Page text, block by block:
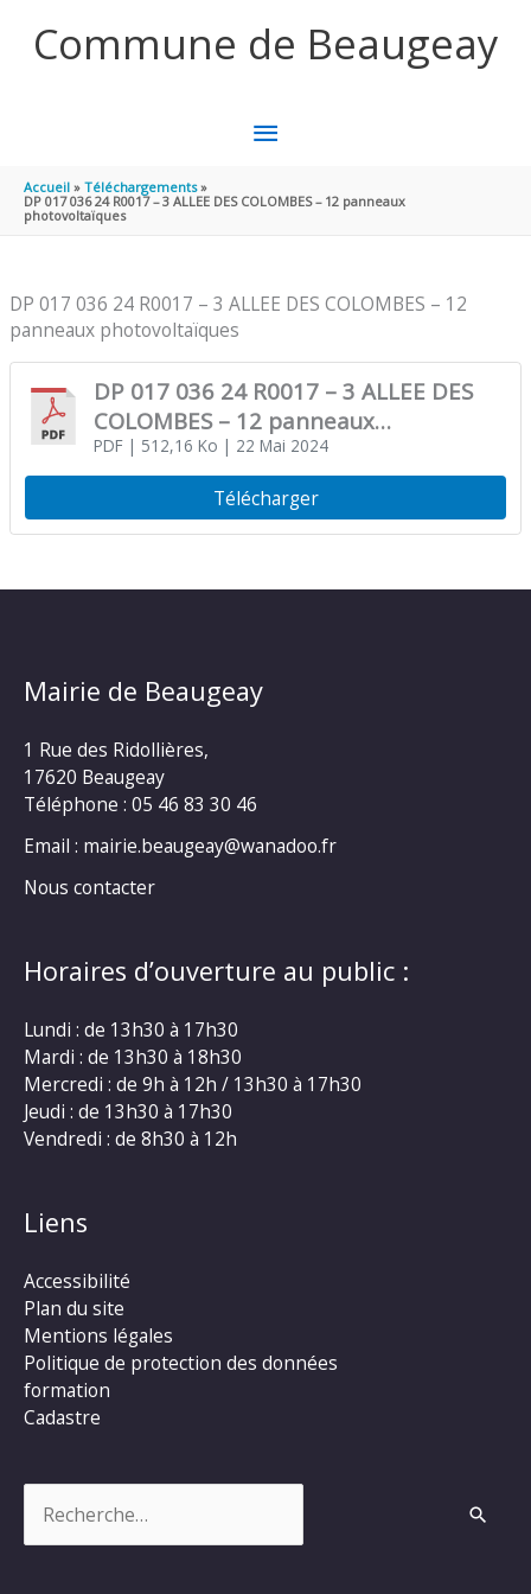
Commune de Beaugeay
MENU
PRINCIPAL
Accueil
Téléchargements
DP 017 036 24 R0017 – 3 ALLEE DES COLOMBES – 12 panneaux
photovoltaïques
DP 017 036 24 R0017 – 3 ALLEE DES COLOMBES – 12
panneaux photovoltaïques
DP 017 036 24 R0017 – 3 ALLEE DES
COLOMBES – 12 panneaux
photovoltaïques
PDF| 512,16 Ko | 22 Mai 2024
Télécharger
Mairie de Beaugeay
1 Rue des Ridollières,
17620 Beaugeay
Téléphone : 05 46 83 30 46
Email : mairie.beaugeay@wanadoo.fr
Nous contacter
Horaires d’ouverture au public :
Lundi : de 13h30 à 17h30
Mardi : de 13h30 à 18h30
Mercredi : de 9h à 12h / 13h30 à 17h30
Jeudi : de 13h30 à 17h30
Vendredi : de 8h30 à 12h
Liens
Accessibilité
Plan du site
Mentions légales
Politique de protection des données
formation
Cadastre